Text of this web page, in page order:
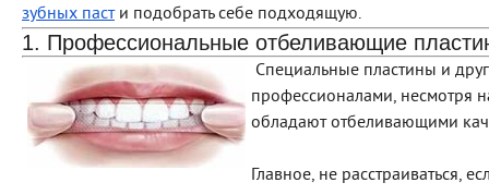
зубных пасти подобрать себе подходящую.
1. Профессиональные отбеливающие
Специальные пластины и
профессионалами, несмотря
обладают отбеливающими
Главное, не расстраиваться,